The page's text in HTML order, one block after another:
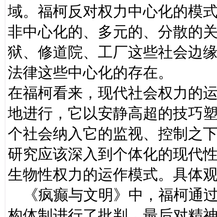
域。福柯反对权力中心化的模
非中心化的、多元的、分散的
狱、修道院、工厂这些社会边
法律这些中心化的存在。
在福柯看来，现代社会权力的
地进行，它以安静高超的技巧
个社会纳入它的监视、控制之
研究应该深入到个体化的现代
生物性权力的运作模式。具体
《疯癫与文明》中，福柯通